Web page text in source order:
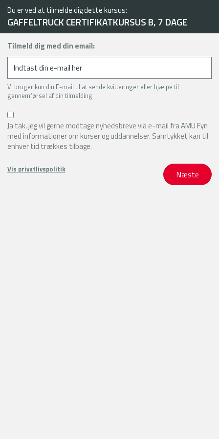
Du er ved at tilmelde dig dette kursus:
GAFFELTRUCK CERTIFIKATKURSUS B, 7 DAGE
Tilmeld dig med din email:
Vi bruger kun din E-mail til at sende kvitteringer eller hjælpe til
gennemførsel af din tilmelding
Ja tak, jeg vil gerne modtage nyhedsbreve via e-mail fra AMU Fyn
med informationer om kurser og uddannelser. Samtykket kan til
enhver tid trækkes tilbage.
Vis privatlivspolitik